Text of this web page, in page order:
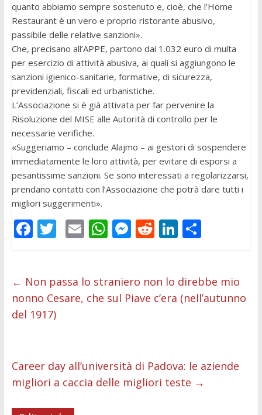
quanto abbiamo sempre sostenuto e, cioè, che l’Home
Restaurant è un vero e proprio ristorante abusivo,
passibile delle relative sanzioni».
Che, precisano all’APPE, partono dai 1.032 euro di multa
per esercizio di attività abusiva, ai quali si aggiungono le
sanzioni igienico-sanitarie, formative, di sicurezza,
previdenziali, fiscali ed urbanistiche.
L’Associazione si è già attivata per far pervenire la
Risoluzione del MISE alle Autorità di controllo per le
necessarie verifiche.
«Suggeriamo – conclude Alajmo – ai gestori di sospendere
immediatamente le loro attività, per evitare di esporsi a
pesantissime sanzioni. Se sono interessati a regolarizzarsi,
prendano contatti con l’Associazione che potrà dare tutti i
migliori suggerimenti».
F
b
o
o
T
er
E
l
W
s
A
M
e
n
R
di
t
Li
e
dI
C
di
vi
← Non passa lo straniero non lo direbbe mio
nonno Cesare, che sul Piave c’era (nell’autunno
del 1917)
Career day all’università di Padova: le aziende
migliori a caccia delle migliori teste →